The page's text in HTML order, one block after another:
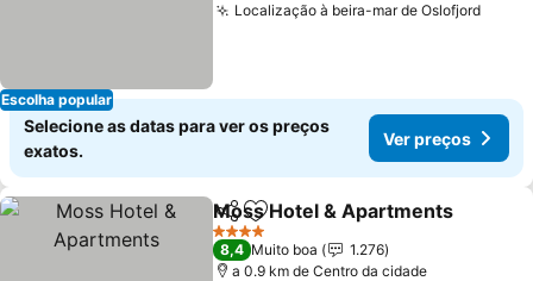
Escolha popular
Localização à beira-mar de OslofjordVer
Selecione as datas para ver os preços
exatos.
Ver preços
PartilharAdicionar aos favoritos
Moss Hotel & Apartments
4 Estrelas
8,4 Muito boa
1.276
a 0.9 km de Centro da cidade